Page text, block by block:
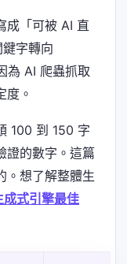
成「可被 AI 直
字轉向
為 AI 爬蟲抓取
度。
100 到 150 字
證的數字。這篇
。想了解整體生
成式引擎最佳